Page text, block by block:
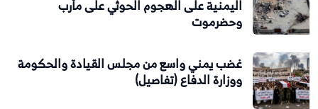
اليمنية على الهجوم الحوثي على مأرب
وحضرموت
غضب يمني واسع من مجلس القيادة والحكومة
ووزارة الدفاع (تفاصيل)